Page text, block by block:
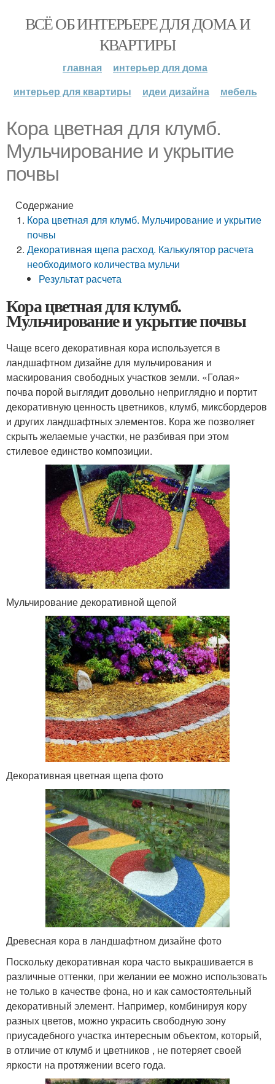
ВСЁ ОБ ИНТЕРЬЕРЕ ДЛЯ ДОМА И
КВАРТИРЫ
главная
интерьер для дома
интерьер для квартиры
идеи дизайна мебель
Кора цветная для клумб.
Мульчирование и укрытие
почвы
Содержание
Кора цветная для клумб. Мульчирование и укрытие
почвы
Декоративная щепа расход. Калькулятор расчета
необходимого количества мульчи
Результат расчета
Кора цветная для клумб.
Мульчирование и укрытие почвы
Чаще всего декоративная кора используется в
ландшафтном дизайне для мульчирования и
маскирования свободных участков земли. «Голая»
почва порой выглядит довольно неприглядно и портит
декоративную ценность цветников, клумб, миксбордеров
и других ландшафтных элементов. Кора же позволяет
скрыть желаемые участки, не разбивая при этом
стилевое единство композиции.
Мульчирование декоративной щепой
Декоративная цветная щепа фото
Древесная кора в ландшафтном дизайне фото
Поскольку декоративная кора часто выкрашивается в
различные оттенки, при желании ее можно использовать
не только в качестве фона, но и как самостоятельный
декоративный элемент. Например, комбинируя кору
разных цветов, можно украсить свободную зону
приусадебного участка интересным объектом, который,
в отличие от клумб и цветников , не потеряет своей
яркости на протяжении всего года.